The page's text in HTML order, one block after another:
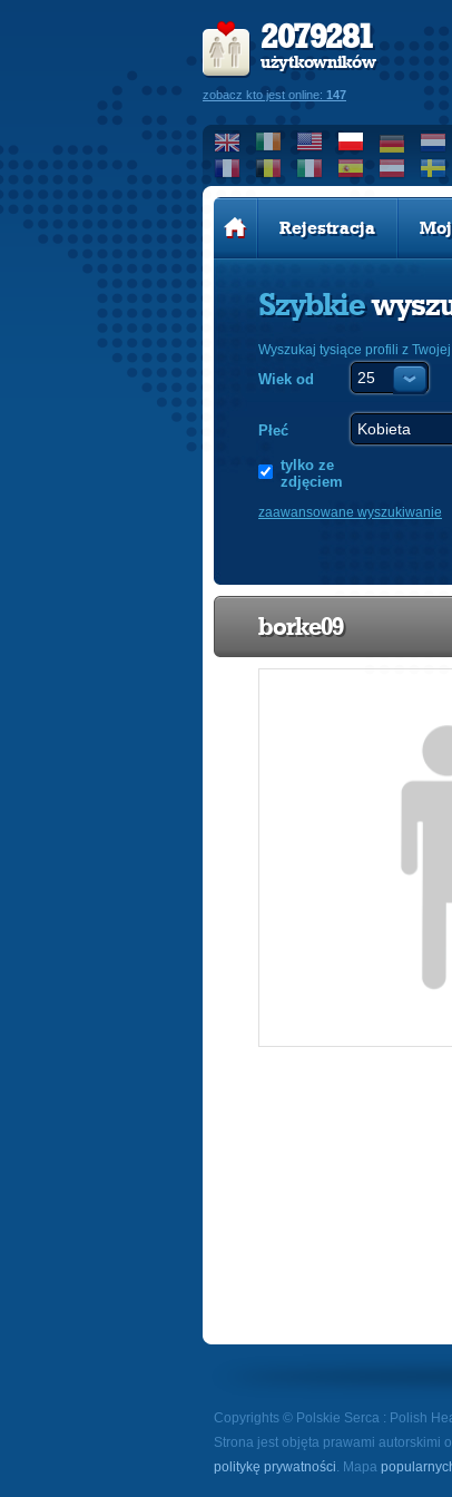
2079281
użytkowników
zobacz kto jest online: 147
Rejestracja
Szybkie
Wyszukaj tysiące profili z
Wiek od
Płeć
tylko ze
zdjęciem
zaawansowane wyszukiwanie
borke09
Copyrights © Polskie Serca : Polish
Strona jest objęta prawami autorskimi
politykę prywatności. Mapa